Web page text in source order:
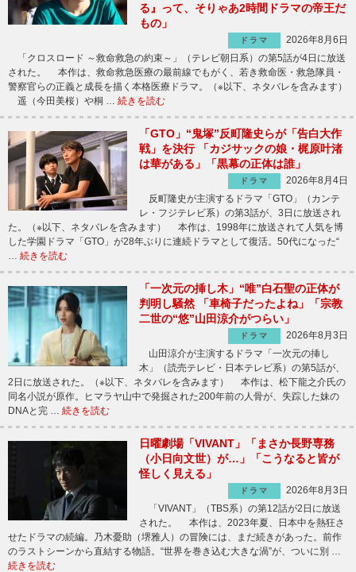
る』って、そりゃあ2時間ドラマの帝王だ
もの」
ドラマ
2026年8月6日
「クロスロード ～救命救急の約束～」（テレビ朝日系）の第5話が4日に放送
された。 本作は、救命救急医療の最前線でもがく、若き救命医・救急隊員・
警察官らの正義と成長を描く本格医療ドラマ。（※以下、ネタバレを含みます）
遥（今田美桜）や桐 … 続きを読む
「GTO」“鬼塚”反町隆史らが「告白大作
戦」を決行 「カジサックの娘・梶原叶渚
は華がある」「黒幕の正体は誰」
ドラマ
2026年8月4日
反町隆史が主演するドラマ「GTO」（カンテ
レ・フジテレビ系）の第3話が、3日に放送され
た。（※以下、ネタバレを含みます） 本作は、1998年に放送されて人気を博
した学園ドラマ「GTO」が28年ぶりに連続ドラマとして復活。50代になった“
… 続きを読む
「一次元の挿し木」“唯”白石聖の正体が
判明し騒然 「車椅子だったよね」「宗教
二世の“悠”山田涼介がつらい」
ドラマ
2026年8月3日
山田涼介が主演するドラマ「一次元の挿し
木」（読売テレビ・日本テレビ系）の第5話が、
2日に放送された。（※以下、ネタバレを含みます） 本作は、松下龍之介氏の
同名小説が原作。ヒマラヤ山中で発掘された200年前の人骨が、失踪した妹の
DNAと完 … 続きを読む
日曜劇場「VIVANT」「まさか長野専務
（小日向文世）が…」「こうなると皆が
怪しく見える」
ドラマ
2026年8月3日
「VIVANT」（TBS系）の第12話が2日に放送
された。 本作は、2023年夏、日本中を熱狂さ
せたドラマの続編。乃木憂助（堺雅人）の冒険には、まだ続きがあった。前作
のラストシーンから直結する物語。“世界を巻き込む大きな渦”が、ついに別 …
続きを読む